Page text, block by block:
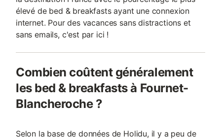
élevé de bed & breakfasts ayant une connexion
internet. Pour des vacances sans distractions et
sans emails, c'est par ici !
Combien coûtent généralement
les bed & breakfasts à Fournet-
Blancheroche ?
Selon la base de données de Holidu, il y a peu de